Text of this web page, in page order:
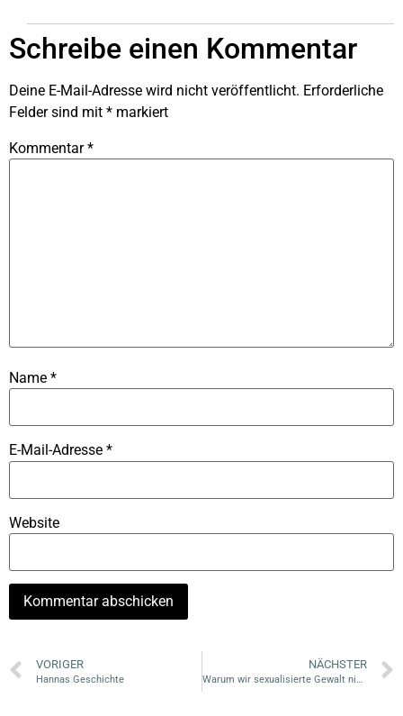
Schreibe einen Kommentar
Deine E-Mail-Adresse wird nicht veröffentlicht. Erforderliche
Felder sind mit * markiert
Kommentar*
Name *
E-Mail-Adresse *
Website
VORIGER
Hannas Geschichte
NÄCHSTER
Warum wir sexualisierte Gewalt nicht totschweigen dürfen